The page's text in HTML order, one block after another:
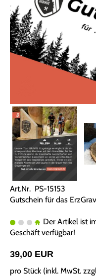
Art.Nr. PS-15153
Gutschein für das
Der Artikel ist
Geschäft verfügbar!
39,00 EUR
pro Stück (inkl. MwSt.